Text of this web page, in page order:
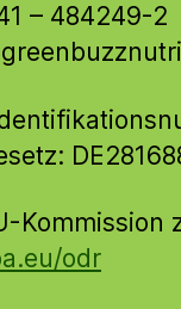
– 484249-2
Kommission
odr